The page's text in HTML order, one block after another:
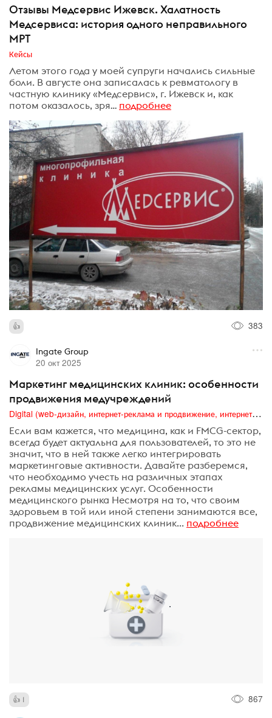
Отзывы Медсервис Ижевск. Халатность
Медсервиса: история одного неправильного
МРТ
Кейсы
Летом этого года у моей супруги начались сильные
боли. В августе она записалась к ревматологу в
частную клинику «Медсервис», г. Ижевск и, как
потом оказалось, зря… подробнее
383
Ingate Group
20 окт 2025
Маркетинг медицинских клиник: особенности
продвижения медучреждений
Digital (web-дизайн, интернет-реклама и продвижение, интернет-сообщества и блоги, интернет-коммуникации, мобильный маркетинг, реклама на цифровых экранах)
Если вам кажется, что медицина, как и FMCG-сектор,
всегда будет актуальна для пользователей, то это не
значит, что в ней также легко интегрировать
маркетинговые активности. Давайте разберемся,
что необходимо учесть на различных этапах
рекламы медицинских услуг. Особенности
медицинского рынка Несмотря на то, что своим
здоровьем в той или иной степени занимаются все,
продвижение медицинских клиник... подробнее
1 867